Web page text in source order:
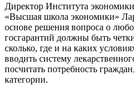
Директор Института
«Высшая школа экономики»
основе решения вопроса о
госгарантий должны быть
сколько, где и на каких
вводить систему
посчитать потребность
категории.